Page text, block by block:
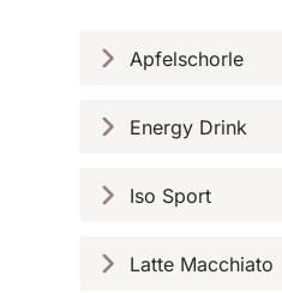
Apfelschorle
Energy Drink
Iso Sport
Latte Macchiato